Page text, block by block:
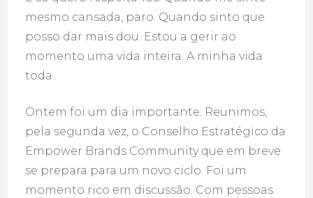
mesmo cansada, paro. Quando sinto que
posso dar mais dou. Estou a gerir ao
momento uma vida inteira. A minha vida
toda.
Ontem foi um dia importante. Reunimos,
pela segunda vez, o Conselho Estratégico da
Empower Brands Community que em breve
se prepara para um novo ciclo. Foi um
momento rico em discussão. Com pessoas